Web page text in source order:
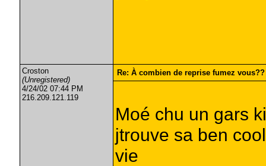
Croston
(Unregistered)
4/24/02 07:44 PM
216.209.121.119
Re: À combien de reprise fumez vous??
Moé chu un gars
jtrouve sa ben
vie